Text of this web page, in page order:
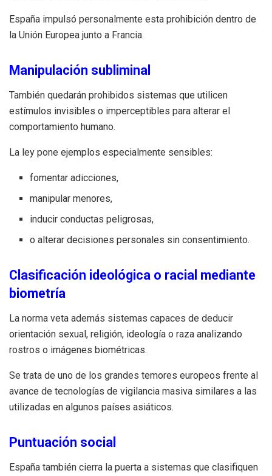
España impulsó personalmente esta prohibición dentro de
la Unión Europea junto a Francia.
Manipulación subliminal
También quedarán prohibidos sistemas que utilicen
estímulos invisibles o imperceptibles para alterar el
comportamiento humano.
La ley pone ejemplos especialmente sensibles:
fomentar adicciones,
manipular menores,
inducir conductas peligrosas,
o alterar decisiones personales sin consentimiento.
Clasificación ideológica o racial mediante
biometría
La norma veta además sistemas capaces de deducir
orientación sexual, religión, ideología o raza analizando
rostros o imágenes biométricas.
Se trata de uno de los grandes temores europeos frente al
avance de tecnologías de vigilancia masiva similares a las
utilizadas en algunos países asiáticos.
Puntuación social
España también cierra la puerta a sistemas que clasifiquen